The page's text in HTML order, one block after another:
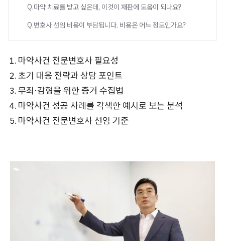
Q.마약 치료를 받고 싶은데, 이것이 재판에 도움이 되나요?
Q.변호사 선임 비용이 부담됩니다. 비용은 어느 정도인가요?
마약사건 전문변호사 필요성
초기 대응 전략과 상담 포인트
무죄·감형을 위한 증거 수집법
마약사건 성공 사례를 각색한 예시로 보는 분석
마약사건 전문변호사 선임 기준